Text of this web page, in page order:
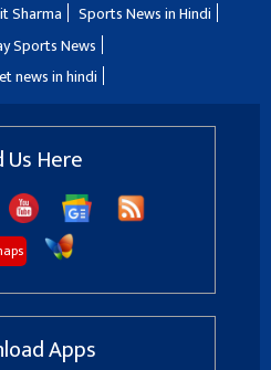
Sharma
Sports News in Hindi
Sports News
news in hindi
Us Here
Apps